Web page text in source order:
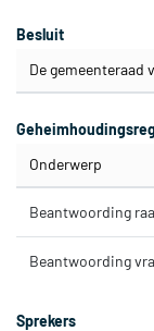
Besluit
De gemeenteraad
Onderwerp
Beantwoording
Beantwoording
Sprekers